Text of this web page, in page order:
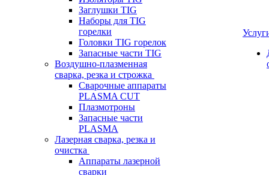
Заглушки TIG
Наборы для TIG
горелки
Головки TIG горелок
Запасные части TIG
Воздушно-плазменная
сварка, резка и строжка
Сварочные аппараты
PLASMA CUT
Плазмотроны
Запасные части
PLASMA
Лазерная сварка, резка и
очистка
Аппараты лазерной
сварки